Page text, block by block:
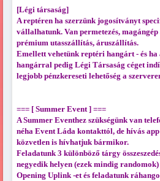
[Légi társaság]
A reptéren ha szerzünk jogosítványt
vállalhatunk. Van permetezés, magángép
prémium utasszállítás, áruszállítás.
Emellett vehetünk reptéri hangárt - és ha
hangárral pedig Légi Társaság céget
legjobb pénzkereseti lehetőség a
=== [ Summer Event ] ===
A Summer Eventhez szükségünk van
néha Event Láda kontakttól, de hívás
közvetlen is hívhatjuk bármikor.
Feladatunk 3 különböző tárgy
negyedik helyen (ezek mindig
Opening Uplink -et és feladatunk